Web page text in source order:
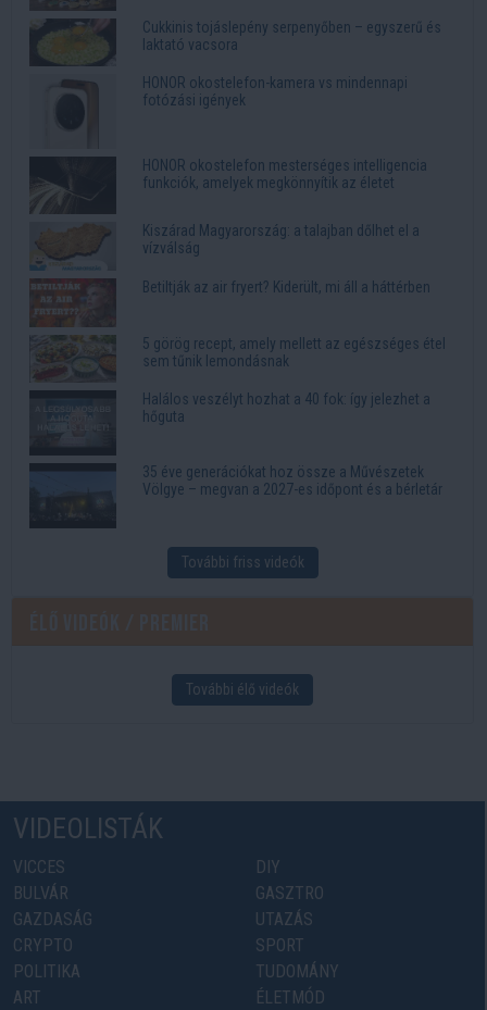
Cukkinis tojáslepény serpenyőben – egyszerű és
laktató vacsora
HONOR okostelefon-kamera vs mindennapi
fotózási igények
HONOR okostelefon mesterséges intelligencia
funkciók, amelyek megkönnyítik az életet
Kiszárad Magyarország: a talajban dőlhet el a
vízválság
Betiltják az air fryert? Kiderült, mi áll a háttérben
5 görög recept, amely mellett az egészséges étel
sem tűnik lemondásnak
Halálos veszélyt hozhat a 40 fok: így jelezhet a
hőguta
35 éve generációkat hoz össze a Művészetek
Völgye – megvan a 2027-es időpont és a bérletár
További friss videók
További élő videók
VIDEOLISTÁK
VICCES
BULVÁR
GAZDASÁG
CRYPTO
POLITIKA
ART
DIY
GASZTRO
UTAZÁS
SPORT
TUDOMÁNY
ÉLETMÓD